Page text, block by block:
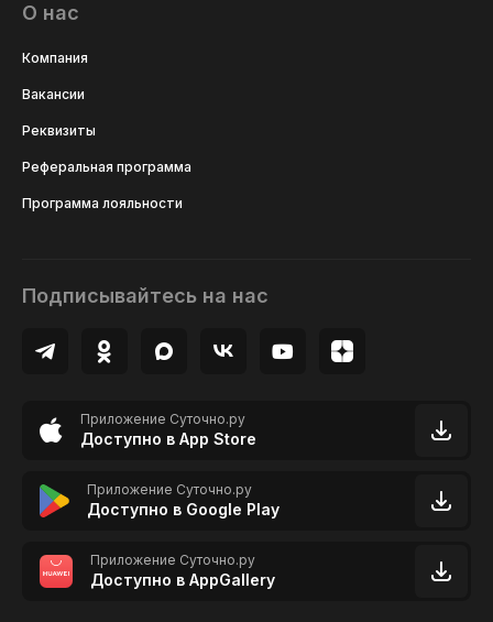
О нас
Компания
Вакансии
Реквизиты
Реферальная программа
Программа лояльности
Подписывайтесь на нас
Приложение Суточно.ру
Доступно в App Store
Приложение Суточно.ру
Доступно в Google Play
Приложение Суточно.ру
Доступно в AppGallery